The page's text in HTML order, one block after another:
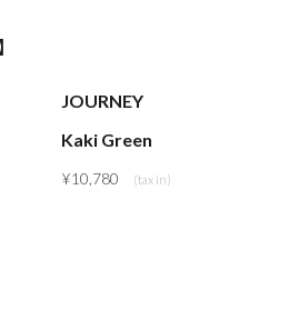
JOURNEY
Kaki Green
¥10,780